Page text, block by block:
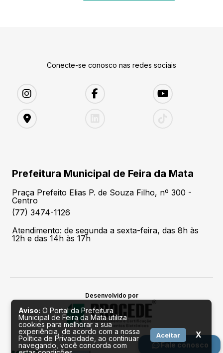
Fale conosco
Conecte-se conosco nas redes sociais
Prefeitura Municipal de Feira da Mata
Praça Prefeito Elias P. de Souza Filho, nº 300 -
Centro
(77) 3474-1126
Atendimento: de segunda a sexta-feira, das 8h às
12h e das 14h às 17h
Desenvolvido por
Aviso: O Portal da Prefeitura
Municipal de Feira da Mata utiliza
cookies para melhorar a sua
experiência, de acordo com a nossa
Política de Privacidade, ao continuar
navegando, você concorda com
Aceitar X